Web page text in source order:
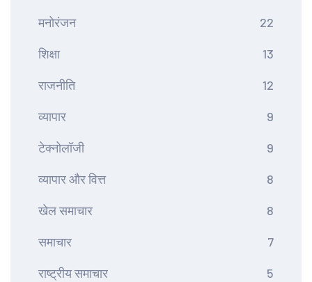
मनोरंजन 22
शिक्षा 13
राजनीति 12
व्यापार 9
टेक्नोलॉजी 9
व्यापार और वित्त 8
खेल समाचार 8
समाचार 7
राष्ट्रीय समाचार 5